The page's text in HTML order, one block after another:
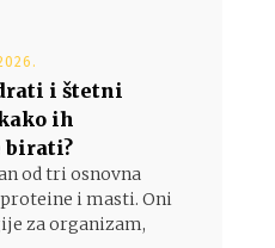
i štetni
ih
birati?
od tri osnovna
i masti. Oni
za organizam,